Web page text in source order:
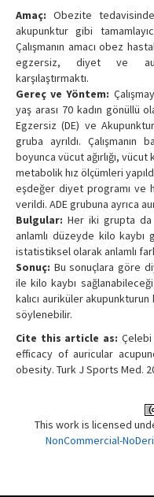
Amaç: Obezite
akupunktur gibi
Çalışmanın amacı obez
egzersiz, diyet ve
karşılaştırmaktı.
Gereç ve Yöntem:
yaş arası 70 kadın gönüllü
Egzersiz (DE) ve
gruba ayrıldı.
boyunca vücut ağırlığı,
metabolik hız ölçümleri
eşdeğer diyet programı ve
verildi. ADE grubuna ayrıca
Bulgular: Her iki grupta
anlamlı düzeyde kilo kaybı
istatistiksel olarak anlamlı
Sonuç: Bu sonuçlara göre
ile kilo kaybı
kalıcı auriküler akupunkturun
söylenebilir.
Cite this article as:
efficacy of auricular
obesity. Turk J Sports Med.
This work is licensed
NonCommercial-